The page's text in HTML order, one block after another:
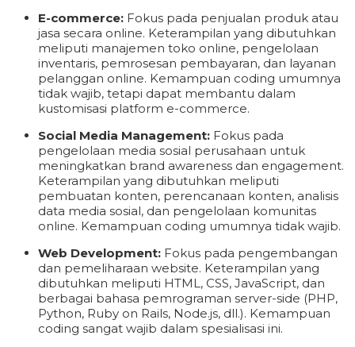
E-commerce: Fokus pada penjualan produk atau
jasa secara online. Keterampilan yang dibutuhkan
meliputi manajemen toko online, pengelolaan
inventaris, pemrosesan pembayaran, dan layanan
pelanggan online. Kemampuan coding umumnya
tidak wajib, tetapi dapat membantu dalam
kustomisasi platform e-commerce.
Social Media Management: Fokus pada
pengelolaan media sosial perusahaan untuk
meningkatkan brand awareness dan engagement.
Keterampilan yang dibutuhkan meliputi
pembuatan konten, perencanaan konten, analisis
data media sosial, dan pengelolaan komunitas
online. Kemampuan coding umumnya tidak wajib.
Web Development: Fokus pada pengembangan
dan pemeliharaan website. Keterampilan yang
dibutuhkan meliputi HTML, CSS, JavaScript, dan
berbagai bahasa pemrograman server-side (PHP,
Python, Ruby on Rails, Node.js, dll.). Kemampuan
coding sangat wajib dalam spesialisasi ini.